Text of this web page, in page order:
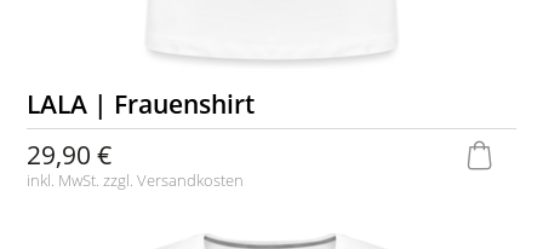
LALA | Frauenshirt
29,90 €
inkl. MwSt. zzgl.Versandkosten